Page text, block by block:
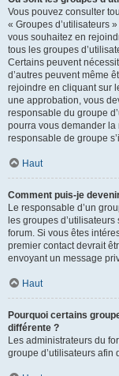
Vous pouvez consulter
« Groupes d’utilisateurs
vous souhaitez en
tous les groupes
Certains peuvent
d’autres peuvent même
rejoindre en cliquant sur
une approbation, vous
responsable du groupe
pourra vous demander la
responsable de groupe
Haut
Comment puis-je
Le responsable d’un
les groupes
forum. Si vous êtes
premier contact devrait
envoyant un message
Haut
Pourquoi certains
différente ?
Les administrateurs du
groupe d’utilisateurs afin